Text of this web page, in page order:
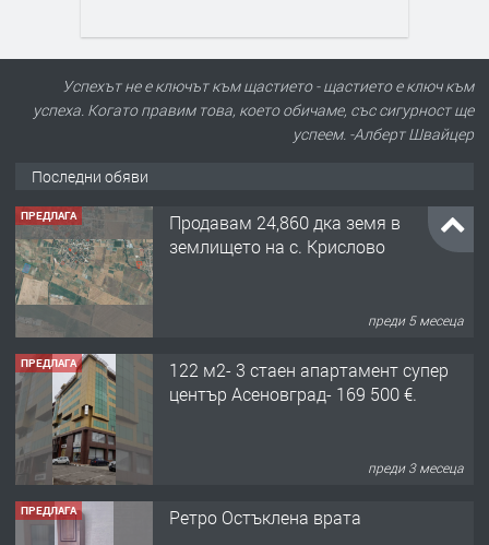
Успехът не е ключът към щастието - щастието е ключ към
успеха. Когато правим това, което обичаме, със сигурност ще
успеем. -Алберт Швайцер
Последни обяви
землището на с. Крислово
ПРЕДЛАГА
център Асеновград- 169 500 €.
ПРЕДЛАГА